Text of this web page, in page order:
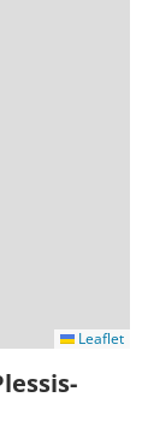
Leaflet